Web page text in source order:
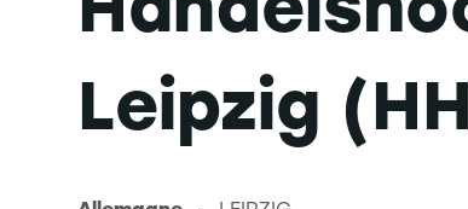
Leipzig